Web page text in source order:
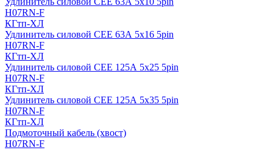
H07RN-F
КГтп-ХЛ
Удлинитель силовой CEE 63А 5x16 5pin
H07RN-F
КГтп-ХЛ
Удлинитель силовой CEE 125А 5x25 5pin
H07RN-F
КГтп-ХЛ
Удлинитель силовой CEE 125А 5x35 5pin
H07RN-F
КГтп-ХЛ
Подмоточный кабель (хвост)
H07RN-F